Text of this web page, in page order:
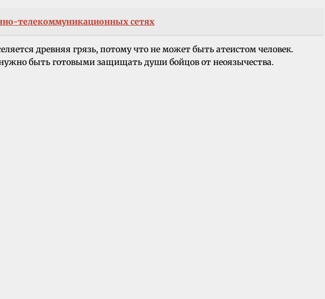
телекоммуникационных сетях
древняя грязь, потому что не может быть атеистом человек.
быть готовыми защищать души бойцов от неоязычества.